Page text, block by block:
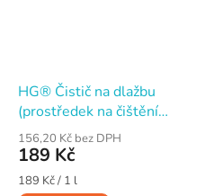
HG® Čistič na dlažbu
(prostředek na čištění
podlah), 1 l
156,20 Kč bez DPH
189 Kč
Měrná
189 Kč / 1 l